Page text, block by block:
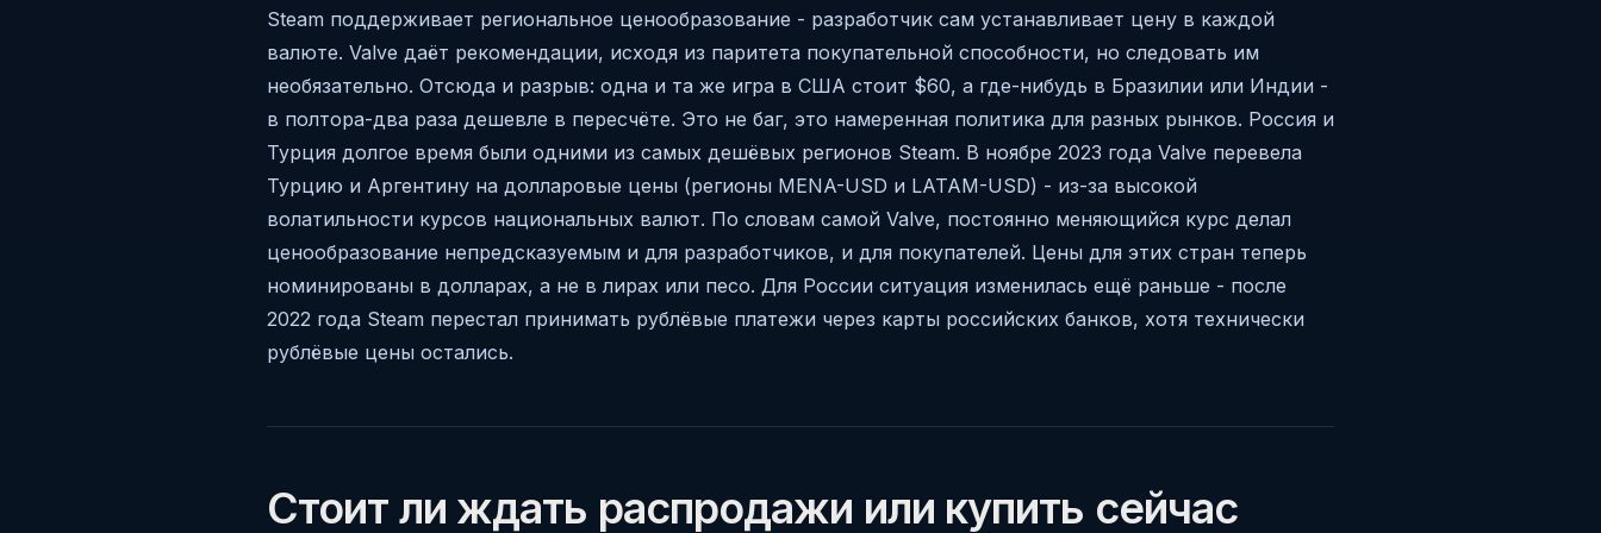
Steam поддерживает региональное ценообразование - разработчик сам устанавливает цену в каждой
валюте. Valve даёт рекомендации, исходя из паритета покупательной способности, но следовать им
необязательно. Отсюда и разрыв: одна и та же игра в США стоит $60, а где-нибудь в Бразилии или Индии -
в полтора-два раза дешевле в пересчёте. Это не баг, это намеренная политика для разных рынков. Россия и
Турция долгое время были одними из самых дешёвых регионов Steam. В ноябре 2023 года Valve перевела
Турцию и Аргентину на долларовые цены (регионы MENA-USD и LATAM-USD) - из-за высокой
волатильности курсов национальных валют. По словам самой Valve, постоянно меняющийся курс делал
ценообразование непредсказуемым и для разработчиков, и для покупателей. Цены для этих стран теперь
номинированы в долларах, а не в лирах или песо. Для России ситуация изменилась ещё раньше - после
2022 года Steam перестал принимать рублёвые платежи через карты российских банков, хотя технически
рублёвые цены остались.
Стоит ли ждать распродажи или купить сейчас